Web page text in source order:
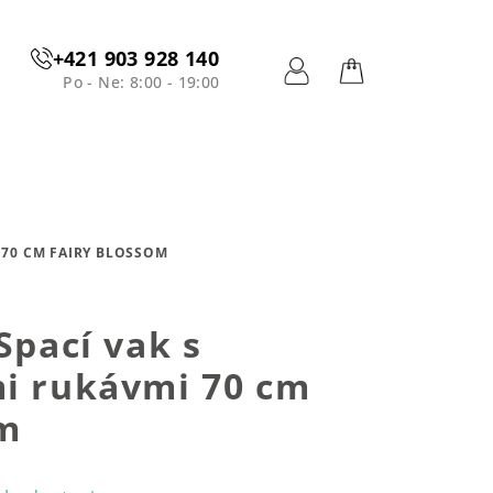
+421 903 928 140
Po - Ne: 8:00 - 19:00
CM FAIRY BLOSSOM
vak s
rukávmi 70 cm